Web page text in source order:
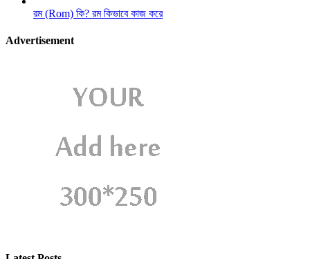
রম (Rom) কি? রম কিভাবে কাজ করে
Advertisement